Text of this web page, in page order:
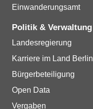
Einwanderungsamt
Politik & Verwaltung
Landesregierung
Karriere im Land Berlin
Bürgerbeteiligung
Open Data
Vergaben